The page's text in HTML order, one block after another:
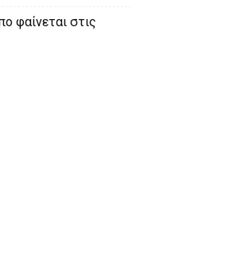
φαίνεται στις